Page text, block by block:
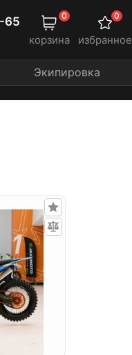
65
корзина
0
избранное
0
Экипировка